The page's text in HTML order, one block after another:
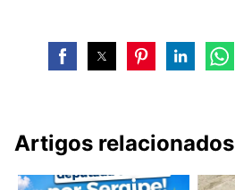
Artigos relacionados